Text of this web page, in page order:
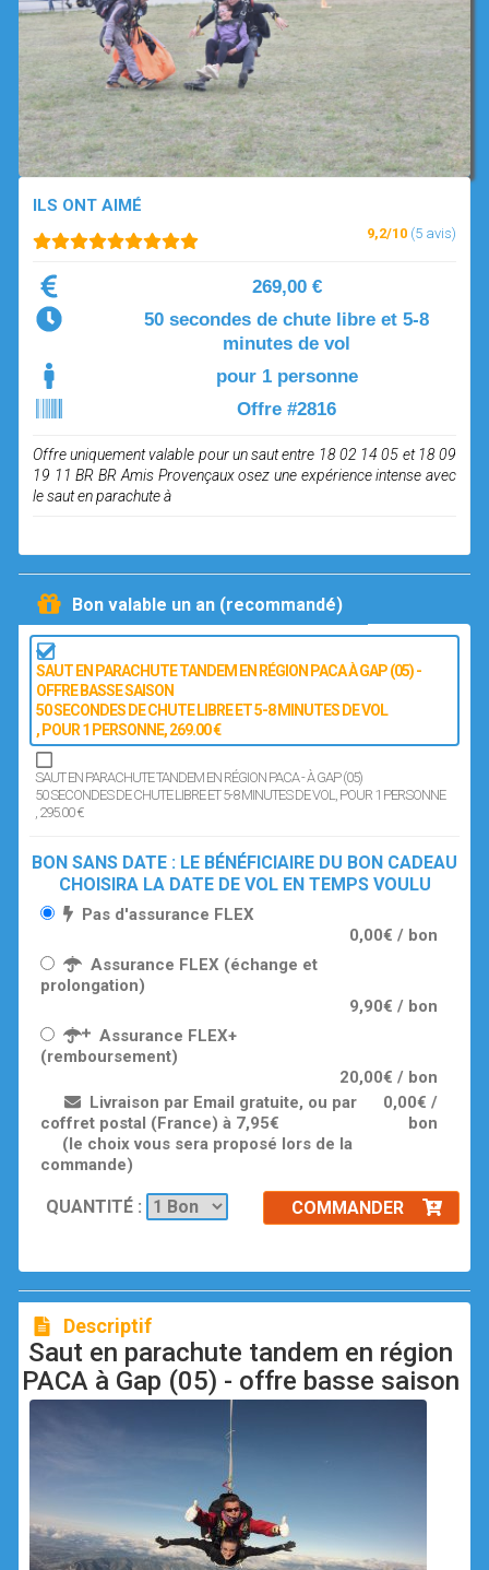
OPEN SUBMENU (SIMULATEUR)
SIMULATEUR
OPEN SUBMENU (DRÔNE)
DRÔNE
ILS ONT AIMÉ
9,2/10 (5 avis)
269,00 €
50 secondes de chute libre et 5-8
minutes de vol
pour 1 personne
Offre #2816
Offre uniquement valable pour un saut entre 18 02 14 05 et 18 09
19 11 BR BR Amis Provençaux osez une expérience intense avec
le saut en parachute à
Bon valable un an (recommandé)
SAUT EN PARACHUTE TANDEM EN RÉGION PACA À GAP (05) -
OFFRE BASSE SAISON
50 SECONDES DE CHUTE LIBRE ET 5-8 MINUTES DE VOL
, POUR 1 PERSONNE, 269.00 €
SAUT EN PARACHUTE TANDEM EN RÉGION PACA - À GAP (05)
50 SECONDES DE CHUTE LIBRE ET 5-8 MINUTES DE VOL, POUR 1 PERSONNE
, 295.00 €
BON SANS DATE : LE BÉNÉFICIAIRE DU BON CADEAU
CHOISIRA LA DATE DE VOL EN TEMPS VOULU
Pas d'assurance FLEX
0,00€ / bon
Assurance FLEX (échange et
prolongation)
9,90€ / bon
Assurance FLEX+
(remboursement)
20,00€ / bon
Livraison par Email gratuite, ou par
coffret postal (France) à 7,95€
(le choix vous sera proposé lors de la
commande)
0,00€ /
bon
QUANTITÉ : COMMANDER
Descriptif
Saut en parachute tandem en région
PACA à Gap (05) - offre basse saison